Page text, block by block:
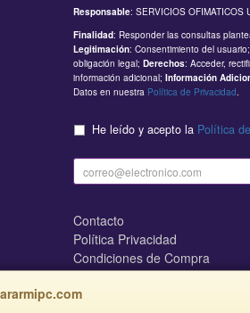
Responsable: SERVICIOS OFIMATICOS
Finalidad: Responder las consultas
Legitimación: Consentimiento del usuario;
obligación legal; Derechos: Acceder,
información adicional; Información
Datos en nuestra Política de Privacidad.
He leído y acepto la Política
Contacto
Política Privacidad
Condiciones de Compra
¿Quienes Somos?